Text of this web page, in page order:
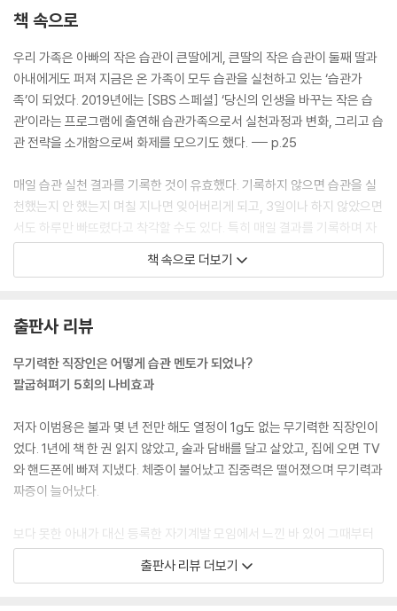
정체성 습관 첫걸음 | 어린 시절의 초기기억 분석하기 | 정체성 습관의 집
5. 어떤 사람들이 변화에 성공하는가?
500명의 습관 데이터 분석에서 내가 배운 것 | 중요한 것은 단순 실천률이
아니라 성공률 | 연속해서 2번은 거르지 않는다
3장 올바른 습관 전략을 찾아서
1. 작은 습관의 지렛대를 만들어보자
SWAP 전략 | 100kg 돌덩이 & 지렛대 | 매일, 조금씩, 올바르게
습관 엄선은 첫 단추다 | 습관 목록 엄선하는 법 | 습관목록을 만들 때 유의
[Tip] 연간 목표의 중요성
3. 돌에 새기듯 기록하라―기록
4. 뭐든 열심히 하면 되는 줄 알았다―평가 및 피드백
목적의식 있는 연습 | 피드백의 힘
습관의 4가지 게이트 | 내적 보상 & 외적 보상 | 나에게 주는 보상 | 다른 사
람들은 어떤 보상을 할까? | 금전적 보상에서 주의할 점 | 크레스피 효과
책 속으로
우리 가족은 아빠의 작은 습관이 큰딸에게, 큰딸의 작은 습관이 둘째 딸과
아내에게도 퍼져 지금은 온 가족이 모두 습관을 실천하고 있는 ‘습관가
족’이 되었다. 2019년에는 [SBS 스페셜] ‘당신의 인생을 바꾸는 작은 습
관’이라는 프로그램에 출연해 습관가족으로서 실천과정과 변화, 그리고 습
관 전략을 소개함으로써 화제를 모으기도 했다. --- p.25
매일 습관 실천 결과를 기록한 것이 유효했다. 기록하지 않으면 습관을 실
천했는지 안 했는지 며칠 지나면 잊어버리게 되고, 3일이나 하지 않았으면
서도 하루만 빠뜨렸다고 착각할 수도 있다. 특히 매일 결과를 기록하며 자
신의 상태를 냉정하게 파악할 수 있다.
“기억은 내가 유리한 방향으로 조작할 수 있지만, 기록은 냉정하게 남죠.
“무엇보다 습관이라는 비슷한 목표를 가진 사람들과 함께한 것이 힘이 되
었어요. 물론 각자 실천하는 작은 습관의 종류는 다르죠. 전 체중 감량, 어
떤 분들은 종잣돈 모으기, 정리습관 등. 하지만 우리는 습관 실천이 부족한
의 효과와 같다고 할까요? 우리는 서로가 서로에게 과정을 지켜봐주는 응
원자였던 거죠.” --- p.37
첫 번째 방향은 변화의 맨 바깥쪽인 결과부터 시작한다. 이를 ‘결과 중심의
결과 중심의 습관을 만들려고 한다.
두 번째 방향은 가장 안쪽의 정체성부터 시작한다. ‘나는 어떤 가치를 중시
하는가.’ 정체성, 즉 나는 어떤 가치를 중시하는지, 나는 어떤 사람이 되고
싶은지에 대한 변화부터 시작하는 방향이다. 이를 ‘정체성 중심의 습관’이
책 속으로 더보기
출판사 리뷰
무기력한 직장인은 어떻게 습관 멘토가 되었나?
팔굽혀펴기 5회의 나비효과
저자 이범용은 불과 몇 년 전만 해도 열정이 1g도 없는 무기력한 직장인이
었다. 1년에 책 한 권 읽지 않았고, 술과 담배를 달고 살았고, 집에 오면 TV
와 핸드폰에 빠져 지냈다. 체중이 불어났고 집중력은 떨어졌으며 무기력과
짜증이 늘어났다.
보다 못한 아내가 대신 등록한 자기계발 모임에서 느낀 바 있어 그때부터
작은 습관 3개를 실천해 왔다. 저자가 실천한 습관 3가지는 ‘글쓰기 2줄,
책 2쪽 읽기, 팔굽혀펴기 5회’ 등 하루 10분 안에 실천할 수 있는 작고 사소
출판사 리뷰 더보기